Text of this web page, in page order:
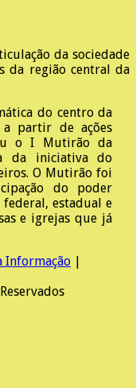
da sociedade
da região central da
do centro da
partir de ações
o I Mutirão da
da iniciativa do
O Mutirão foi
do poder
estadual e
e igrejas que já
Informação |